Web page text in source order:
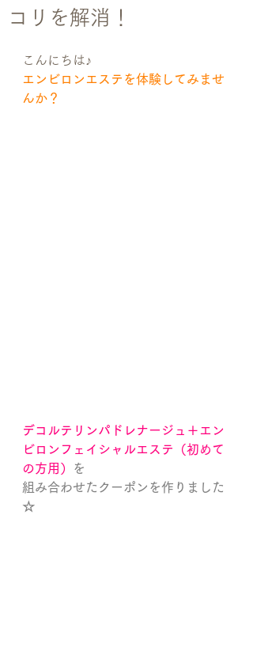
コリを解消！
こんにちは♪
エンビロンエステを体験してみませ
んか？
デコルテリンパドレナージュ＋エン
ビロンフェイシャルエステ（初めて
の方用）
を
組み合わせたクーポンを作りました
☆